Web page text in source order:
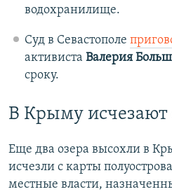
водохранилище.
Суд в Севастополе
активиста Валерия
сроку.
В Крыму исчезают
Еще два озера высохли в
исчезли с карты
местные власти,